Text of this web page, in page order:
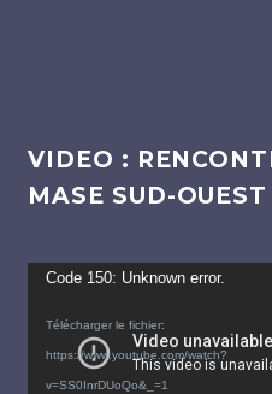
VIDEO :
MASE SUD-OUEST
Lecteur
Code 150: Unknown error.
Télécharger le fichier:
https://www.youtube.com/watch?
v=SS0InrDUoQo&_=1